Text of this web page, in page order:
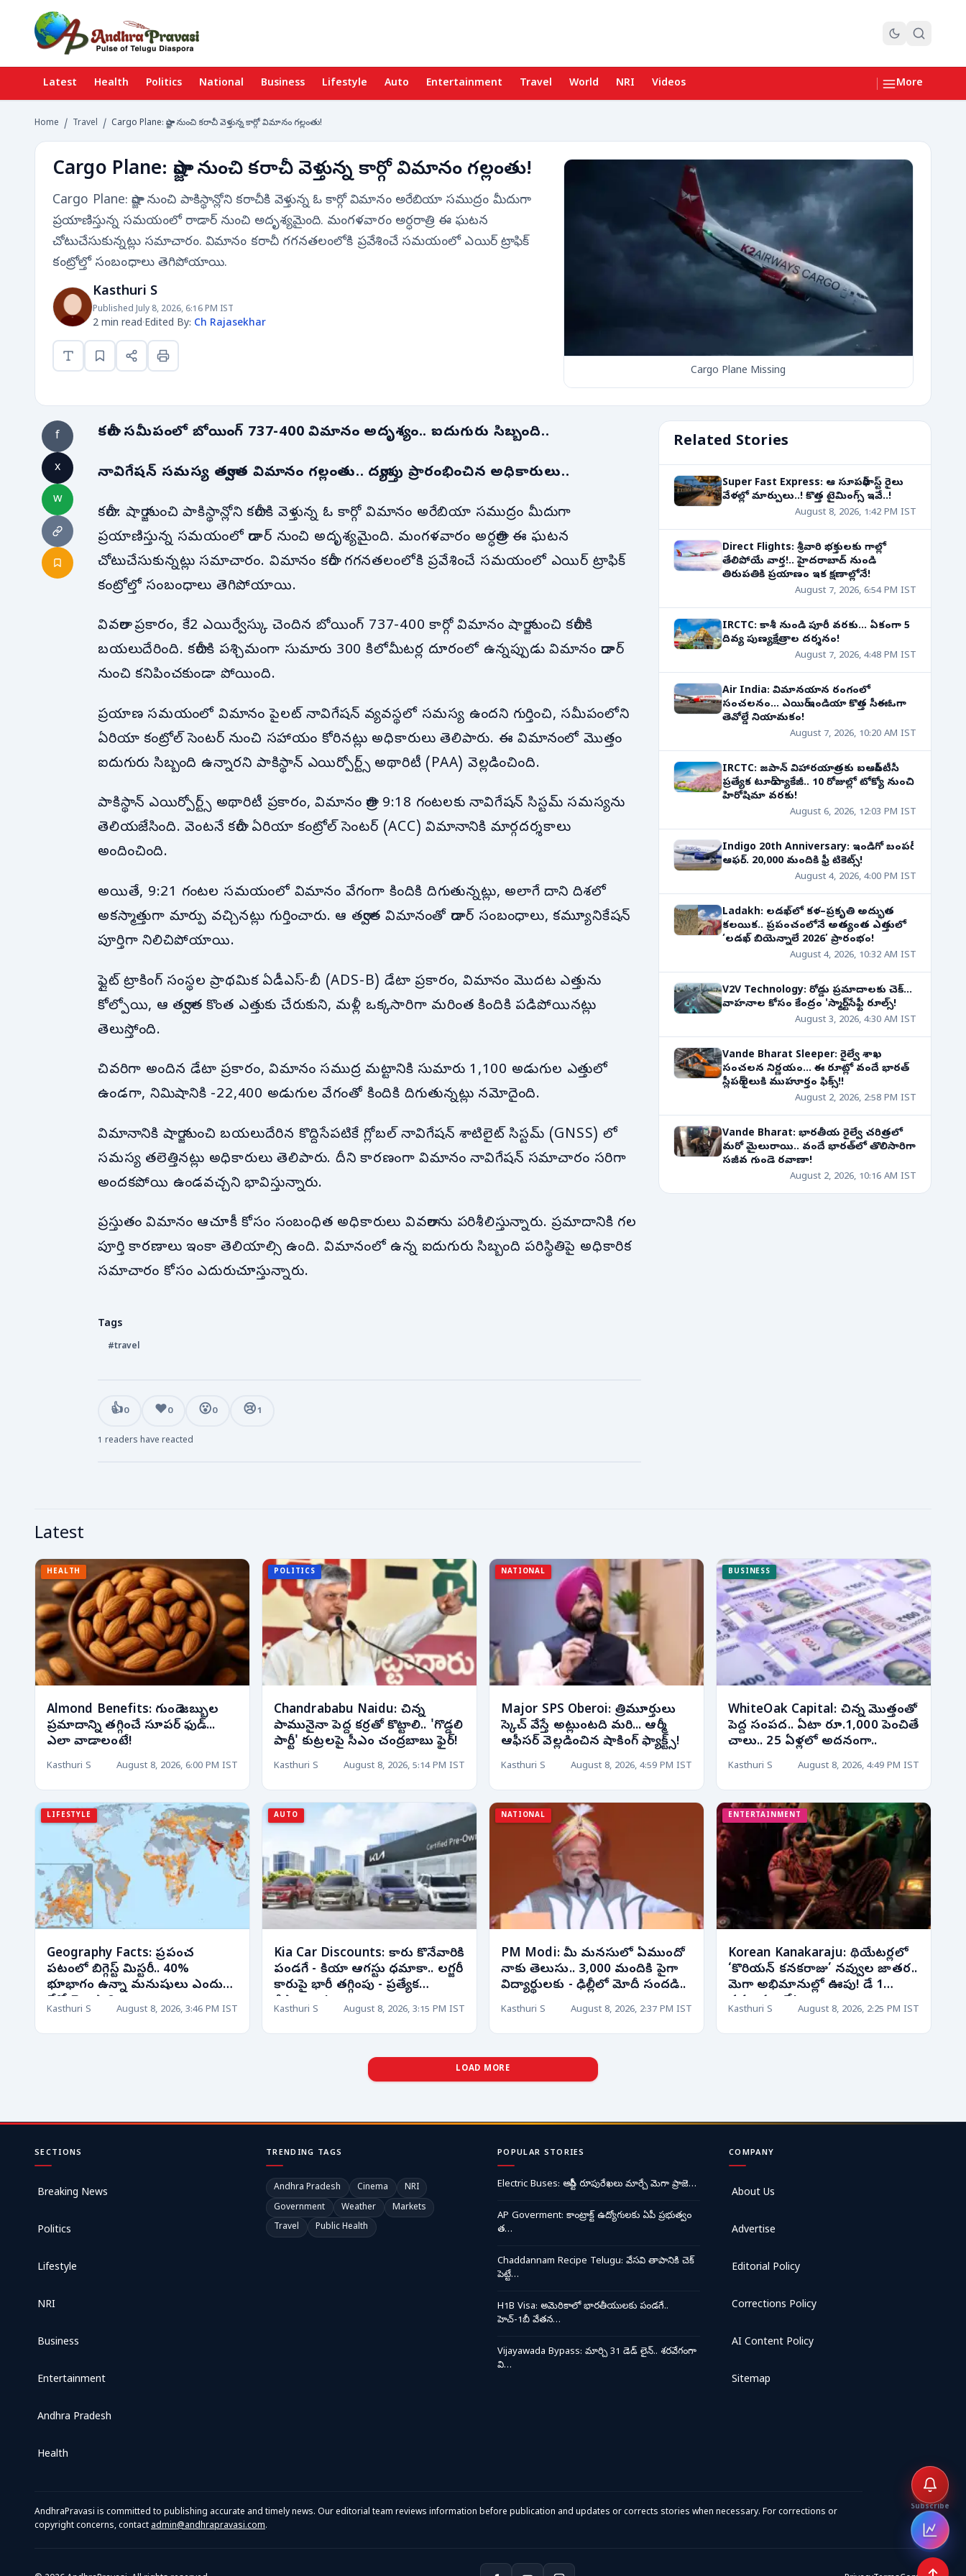
Latest Health Politics National Business Lifestyle Auto Entertainment Travel World NRI Videos More
Home / Travel / Cargo Plane: షార్జా నుంచి కరాచీ వెళ్తున్న కార్గో విమానం గల్లంతు!
Cargo Plane: షార్జా నుంచి కరాచీ వెళ్తున్న కార్గో విమానం గల్లంతు!
Cargo Plane: షార్జా నుంచి పాకిస్థాన్లోని కరాచీకి వెళ్తున్న ఓ కార్గో విమానం అరేబియా సముద్రం మీదుగా
ప్రయాణిస్తున్న సమయంలో రాడార్ నుంచి అదృశ్యమైంది. మంగళవారం అర్ధరాత్రి ఈ ఘటన
చోటుచేసుకున్నట్లు సమాచారం. విమానం కరాచీ గగనతలంలోకి ప్రవేశించే సమయంలో ఎయిర్ ట్రాఫిక్
కంట్రోల్తో సంబంధాలు తెగిపోయాయి.
Kasthuri S
Published July 8, 2026, 6:16 PM IST
2 min read·Edited By: Ch Rajasekhar
Cargo Plane Missing
f
x
w
కరాచీ సమీపంలో బోయింగ్ 737-400 విమానం అదృశ్యం.. ఐదుగురు సిబ్బంది..
నావిగేషన్ సమస్య తర్వాత విమానం గల్లంతు.. దర్యాప్తు ప్రారంభించిన అధికారులు..
కరాచీ: షార్జా నుంచి పాకిస్థాన్లోని కరాచీకి వెళ్తున్న ఓ కార్గో విమానం అరేబియా సముద్రం మీదుగా
ప్రయాణిస్తున్న సమయంలో రాడార్ నుంచి అదృశ్యమైంది. మంగళవారం అర్ధరాత్రి ఈ ఘటన
చోటుచేసుకున్నట్లు సమాచారం. విమానం కరాచీ గగనతలంలోకి ప్రవేశించే సమయంలో ఎయిర్ ట్రాఫిక్
కంట్రోల్తో సంబంధాలు తెగిపోయాయి.
వివరాల ప్రకారం, కే2 ఎయిర్వేస్కు చెందిన బోయింగ్ 737-400 కార్గో విమానం షార్జా నుంచి కరాచీకి
బయలుదేరింది. కరాచీకి పశ్చిమంగా సుమారు 300 కిలోమీటర్ల దూరంలో ఉన్నప్పుడు విమానం రాడార్
నుంచి కనిపించకుండా పోయింది.
ప్రయాణ సమయంలో విమానం పైలట్ నావిగేషన్ వ్యవస్థలో సమస్య ఉందని గుర్తించి, సమీపంలోని
ఏరియా కంట్రోల్ సెంటర్ నుంచి సహాయం కోరినట్లు అధికారులు తెలిపారు. ఈ విమానంలో మొత్తం
ఐదుగురు సిబ్బంది ఉన్నారని పాకిస్థాన్ ఎయిర్పోర్ట్స్ అథారిటీ (PAA) వెల్లడించింది.
పాకిస్థాన్ ఎయిర్పోర్ట్స్ అథారిటీ ప్రకారం, విమానం రాత్రి 9:18 గంటలకు నావిగేషన్ సిస్టమ్ సమస్యను
తెలియజేసింది. వెంటనే కరాచీ ఏరియా కంట్రోల్ సెంటర్ (ACC) విమానానికి మార్గదర్శకాలు
అందించింది.
అయితే, 9:21 గంటల సమయంలో విమానం వేగంగా కిందికి దిగుతున్నట్లు, అలాగే దాని దిశలో
అకస్మాత్తుగా మార్పు వచ్చినట్లు గుర్తించారు. ఆ తర్వాత విమానంతో రాడార్ సంబంధాలు, కమ్యూనికేషన్
పూర్తిగా నిలిచిపోయాయి.
ఫ్లైట్ ట్రాకింగ్ సంస్థల ప్రాథమిక ఏడీఎస్-బీ (ADS-B) డేటా ప్రకారం, విమానం మొదట ఎత్తును
కోల్పోయి, ఆ తర్వాత కొంత ఎత్తుకు చేరుకుని, మళ్లీ ఒక్కసారిగా మరింత కిందికి పడిపోయినట్లు
తెలుస్తోంది.
చివరిగా అందిన డేటా ప్రకారం, విమానం సముద్ర మట్టానికి సుమారు 1,100 అడుగుల ఎత్తులో
ఉండగా, నిమిషానికి -22,400 అడుగుల వేగంతో కిందికి దిగుతున్నట్లు నమోదైంది.
విమానానికి షార్జా నుంచి బయలుదేరిన కొద్దిసేపటికే గ్లోబల్ నావిగేషన్ శాటిలైట్ సిస్టమ్ (GNSS) లో
సమస్య తలెత్తినట్లు అధికారులు తెలిపారు. దీని కారణంగా విమానం నావిగేషన్ సమాచారం సరిగా
అందకపోయి ఉండవచ్చని భావిస్తున్నారు.
ప్రస్తుతం విమానం ఆచూకీ కోసం సంబంధిత అధికారులు వివరాలను పరిశీలిస్తున్నారు. ప్రమాదానికి గల
పూర్తి కారణాలు ఇంకా తెలియాల్సి ఉంది. విమానంలో ఉన్న ఐదుగురు సిబ్బంది పరిస్థితిపై అధికారిక
సమాచారం కోసం ఎదురుచూస్తున్నారు.
Related Stories
Super Fast Express: ఆ సూపర్‌ఫాస్ట్ రైలు
వేళల్లో మార్పులు..! కొత్త టైమింగ్స్ ఇవే..!
August 8, 2026, 1:42 PM IST
Direct Flights: శ్రీవారి భక్తులకు గాల్లో
తేలిపోయే వార్త!.. హైదరాబాద్ నుండి
తిరుపతికి ప్రయాణం ఇక క్షణాల్లోనే!
August 7, 2026, 6:54 PM IST
IRCTC: కాశీ నుండి పూరీ వరకు... ఏకంగా 5
దివ్య పుణ్యక్షేత్రాల దర్శనం!
August 7, 2026, 4:48 PM IST
Air India: విమానయాన రంగంలో
సంచలనం... ఎయిర్ ఇండియా కొత్త సీఈఓగా
తెవోల్డే నియామకం!
August 7, 2026, 10:20 AM IST
IRCTC: జపాన్ విహారయాత్రకు ఐఆర్‌సీటీసీ
ప్రత్యేక టూర్ ప్యాకేజీ.. 10 రోజుల్లో టోక్యో నుంచి
హిరోషిమా వరకు!
August 6, 2026, 12:03 PM IST
Indigo 20th Anniversary: ఇండిగో బంపర్
ఆఫర్... 20,000 మందికి ఫ్రీ టికెట్స్!
August 4, 2026, 4:00 PM IST
Ladakh: లడఖ్‌లో కళ–ప్రకృతి అద్భుత
కలయిక.. ప్రపంచంలోనే అత్యంత ఎత్తులో
‘లడఖ్ బియెన్నాలే 2026’ ప్రారంభం!
August 4, 2026, 10:32 AM IST
V2V Technology: రోడ్డు ప్రమాదాలకు చెక్...
వాహనాల కోసం కేంద్రం 'స్మార్ట్' సేఫ్టీ రూల్స్!
August 3, 2026, 4:30 AM IST
Vande Bharat Sleeper: రైల్వే శాఖ
సంచలన నిర్ణయం... ఈ రూట్లో వందే భారత్
స్లీపర్ రైలుకి ముహూర్తం ఫిక్స్!!
August 2, 2026, 2:58 PM IST
Vande Bharat: భారతీయ రైల్వే చరిత్రలో
మరో మైలురాయి.. వందే భారత్‌లో తొలిసారిగా
సజీవ గుండె రవాణా!
August 2, 2026, 10:16 AM IST
Tags
#travel
👍0 ❤️0 😮0 😢1
1 readers have reacted
Latest
HEALTH
Almond Benefits: గుండె జబ్బుల
ప్రమాదాన్ని తగ్గించే సూపర్ ఫుడ్...
ఎలా వాడాలంటే!
Kasthuri S August 8, 2026, 6:00 PM IST
POLITICS
Chandrababu Naidu: చిన్న
పామునైనా పెద్ద కర్రతో కొట్టాలి.. 'గొడ్డలి
పార్టీ' కుట్రలపై సీఎం చంద్రబాబు ఫైర్!
Kasthuri S August 8, 2026, 5:14 PM IST
NATIONAL
Major SPS Oberoi: త్రిమూర్తులు
స్కెచ్ వేస్తే అట్లుంటది మరి... ఆర్మీ
ఆఫీసర్ వెల్లడించిన షాకింగ్ ఫ్యాక్ట్స్!
Kasthuri S August 8, 2026, 4:59 PM IST
BUSINESS
WhiteOak Capital: చిన్న మొత్తంతో
పెద్ద సంపద.. ఏటా రూ.1,000 పెంచితే
చాలు.. 25 ఏళ్లలో అదనంగా..
Kasthuri S August 8, 2026, 4:49 PM IST
LIFESTYLE
Geography Facts: ప్రపంచ
పటంలో బిగ్గెస్ట్ మిస్టరీ.. 40%
భూభాగం ఉన్నా మనుషులు ఎందుకు
లేరో తెలుసా?
Kasthuri S August 8, 2026, 3:46 PM IST
AUTO
Kia Car Discounts: కారు కొనేవారికి
పండగే - కియా ఆగస్టు ధమాకా.. లగ్జరీ
కారుపై భారీ తగ్గింపు - ప్రత్యేక
డిస్కౌంట్లు!
Kasthuri S August 8, 2026, 3:15 PM IST
NATIONAL
PM Modi: మీ మనసులో ఏముందో
నాకు తెలుసు.. 3,000 మందికి పైగా
విద్యార్థులకు - ఢిల్లీలో మోదీ సందడి..
Kasthuri S August 8, 2026, 2:37 PM IST
ENTERTAINMENT
Korean Kanakaraju: థియేటర్లలో
‘కొరియన్ కనకరాజు’ నవ్వుల జాతర..
మెగా అభిమానుల్లో ఊపు! డే 1
వసూళ్లు ఇవే!
Kasthuri S August 8, 2026, 2:25 PM IST
LOAD MORE
SECTIONS
Breaking News
Politics
Lifestyle
NRI
Business
Entertainment
Andhra Pradesh
Health
TRENDING TAGS
Andhra Pradesh Cinema
NRI
Government
Weather
Markets
Travel
Public Health
POPULAR STORIES
Electric Buses: ఆర్టీసీ రూపురేఖలు మార్చే మెగా ప్రాజె…
AP Goverment: కాంట్రాక్ట్ ఉద్యోగులకు ఏపీ ప్రభుత్వం
త…
Chaddannam Recipe Telugu: వేసవి తాపానికి చెక్
పెట్టే…
H1B Visa: అమెరికాలో భారతీయులకు పండగే..
హెచ్-1బీ వేతన…
Vijayawada Bypass: మార్చి 31 డెడ్ లైన్.. శరవేగంగా
వి…
COMPANY
About Us
Advertise
Editorial Policy
Corrections Policy
AI Content Policy
Sitemap
AndhraPravasi is committed to publishing accurate and timely news. Our editorial team reviews information before publication and updates or corrects stories when necessary. For corrections or
copyright concerns, contactadmin@andhrapravasi.com.
Subscribe
Open